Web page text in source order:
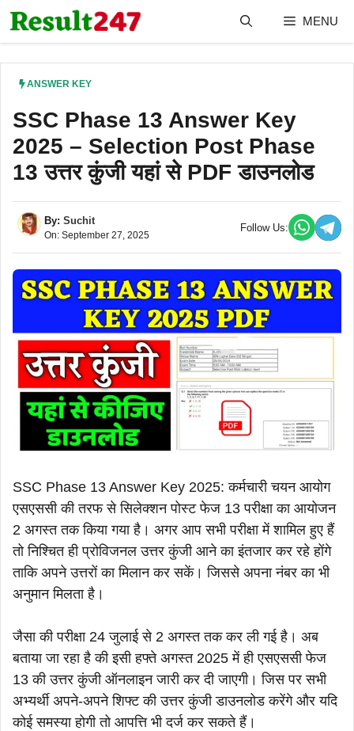
Skip
to
MENU
ANSWER KEY
SSC Phase 13 Answer Key
2025 – Selection Post Phase
13 उत्तर कुंजी यहां से PDF डाउनलोड
By: Suchit
On: September 27, 2025
Follow Us:
SSC Phase 13 Answer Key 2025: कर्मचारी चयन आयोग
एसएससी की तरफ से सिलेक्शन पोस्ट फेज 13 परीक्षा का आयोजन
2 अगस्त तक किया गया है। अगर आप सभी परीक्षा में शामिल हुए हैं
तो निश्चित ही प्रोविजनल उत्तर कुंजी आने का इंतजार कर रहे होंगे
ताकि अपने उत्तरों का मिलान कर सकें। जिससे अपना नंबर का भी
अनुमान मिलता है।
जैसा की परीक्षा 24 जुलाई से 2 अगस्त तक कर ली गई है। अब
बताया जा रहा है की इसी हफ्ते अगस्त 2025 में ही एसएससी फेज
13 की उत्तर कुंजी ऑनलाइन जारी कर दी जाएगी। जिस पर सभी
अभ्यर्थी अपने-अपने शिफ्ट की उत्तर कुंजी डाउनलोड करेंगे और यदि
कोई समस्या होगी तो आपत्ति भी दर्ज कर सकते हैं।